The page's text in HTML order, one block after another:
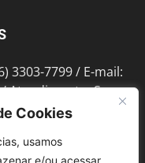
Cookies
usamos
e/ou acessar
3303-7799 / E-mail:
Atendimento: Seg a
Bento de Abreu, 889